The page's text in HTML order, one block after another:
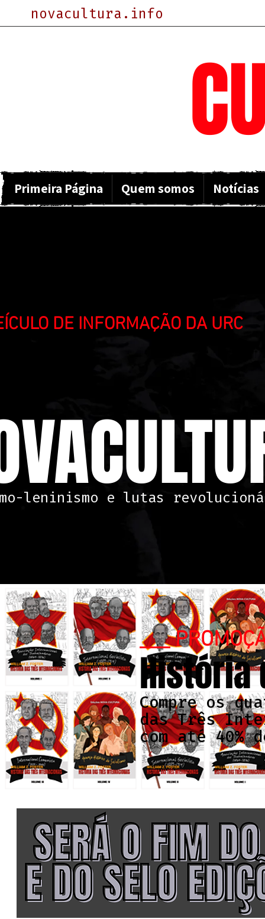
novacultura.info
Primeira Página Quem somos Notícias
DE INFORMAÇÃO DA URC
leninismo e lutas
Compre os
das Três
com até 40%
___
História